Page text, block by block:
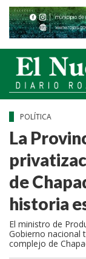
POLÍTICA
La
de
historia
El ministro de
Gobierno nacional
complejo de